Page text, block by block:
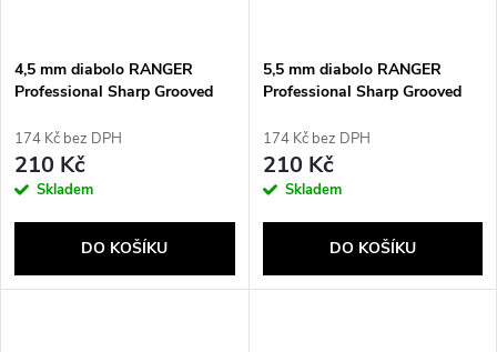
4,5 mm diabolo RANGER
Professional Sharp Grooved
174 Kč bez DPH
210 Kč
Skladem
DO KOŠÍKU
5,5 mm diabolo RANGER
Professional Sharp Grooved
174 Kč bez DPH
210 Kč
Skladem
DO KOŠÍKU